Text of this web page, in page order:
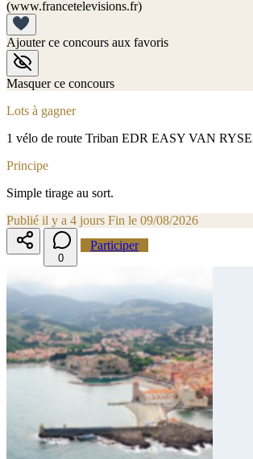
(www.francetelevisions.fr)
Ajouter ce concours aux favoris
Masquer ce concours
Lots à gagner
1 vélo de route Triban EDR EASY VAN
Principe
Simple tirage au sort.
Publié il y a 4 jours Fin le 09/08/2026
0
Participer